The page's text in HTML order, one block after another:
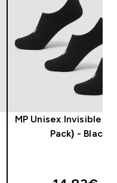
MP Unisex Invisible
Pack) - Black